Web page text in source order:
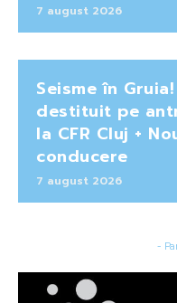
7 august 2026
Seisme în
destituit pe
la CFR Cluj +
conducere
7 august 2026
-